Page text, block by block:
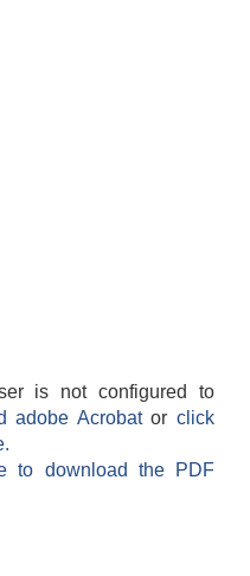
is not configured to
adobe Acrobatorclick
to download the PDF